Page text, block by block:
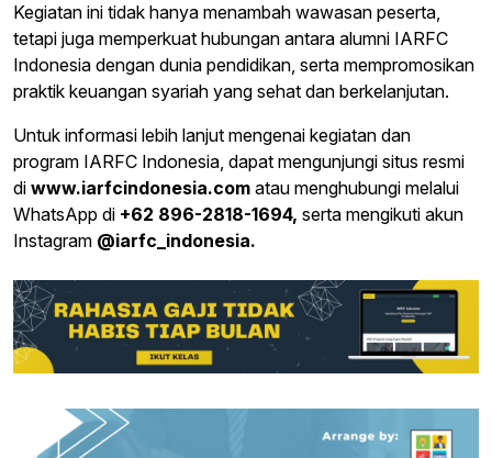
Kegiatan ini tidak hanya menambah wawasan peserta,
tetapi juga memperkuat hubungan antara alumni IARFC
Indonesia dengan dunia pendidikan, serta mempromosikan
praktik keuangan syariah yang sehat dan berkelanjutan.
Untuk informasi lebih lanjut mengenai kegiatan dan
program IARFC Indonesia, dapat mengunjungi situs resmi
di www.iarfcindonesia.com atau menghubungi melalui
WhatsApp di +62 896-2818-1694, serta mengikuti akun
Instagram @iarfc_indonesia.